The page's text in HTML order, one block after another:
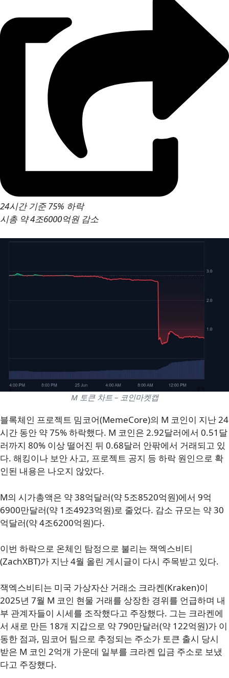
24시간 기준 75% 하락
시총 약 4조6000억원 감소
M 토큰 차트 – 코인마켓캡
블록체인 프로젝트 밈코어(MemeCore)의 M 코인이 지난 24
시간 동안 약 75% 하락했다. M 코인은 2.92달러에서 0.51달
러까지 80% 이상 떨어진 뒤 0.68달러 안팎에서 거래되고 있
다. 해킹이나 보안 사고, 프로젝트 공지 등 하락 원인으로 확
인된 내용은 나오지 않았다.
M의 시가총액은 약 38억달러(약 5조8520억원)에서 9억
6900만달러(약 1조4923억원)로 줄었다. 감소 규모는 약 30
억달러(약 4조6200억원)다.
이번 하락으로 온체인 탐정으로 불리는 잭엑스비티
(ZachXBT)가 지난 4월 올린 게시글이 다시 주목받고 있다.
잭엑스비티는 미국 가상자산 거래소 크라켄(Kraken)이
2025년 7월 M 코인 현물 거래를 상장한 경위를 언급하며 내
부 관계자들이 시세를 조작했다고 주장했다. 그는 크라켄에
서 새로 만든 18개 지갑으로 약 790만달러(약 122억원)가 이
동한 점과, 밈코어 팀으로 추정되는 주소가 토큰 출시 당시
받은 M 코인 2억개 가운데 일부를 크라켄 입금 주소로 보냈
다고 주장했다.